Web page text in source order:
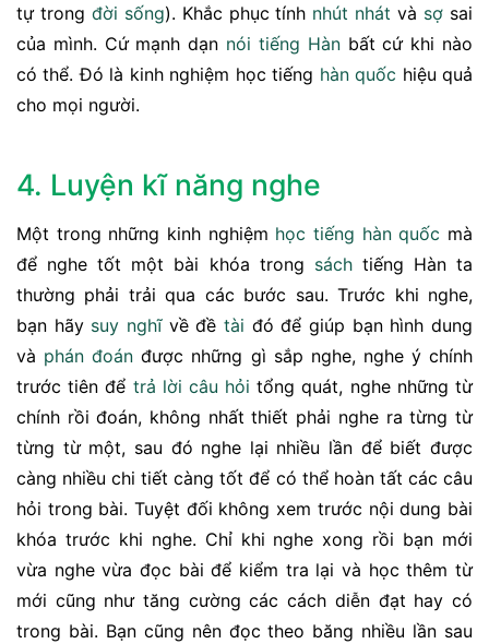
tự trong đời sống). Khắc phục tính nhút nhát và sợ sai
của mình. Cứ mạnh dạn nói tiếng Hànbất cứ khi nào
có thể. Đó là kinh nghiệm học tiếng hàn quốc hiệu quả
cho mọi người.
4. Luyện kĩ năng nghe
Một trong những kinh nghiệm học tiếng hàn quốc mà
để nghe tốt một bài khóa trong sáchtiếng Hàn ta
thường phải trải qua các bước sau. Trước khi nghe,
bạn hãy suy nghĩvề đềtài đó để giúp bạn hình dung
và phán đoán được những gì sắp nghe, nghe ý chính
trước tiên để trả lời câu hỏi tổng quát, nghe những từ
chính rồi đoán, không nhất thiết phải nghe ra từng từ
từng từ một, sau đó nghe lại nhiều lần để biết được
càng nhiều chi tiết càng tốt để có thể hoàn tất các câu
hỏi trong bài. Tuyệt đối không xem trước nội dung bài
khóa trước khi nghe. Chỉ khi nghe xong rồi bạn mới
vừa nghe vừa đọc bài để kiểm tra lại và học thêm từ
mới cũng như tăng cường các cách diễn đạt hay có
trong bài. Bạn cũng nên đọc theo băng nhiều lần sau